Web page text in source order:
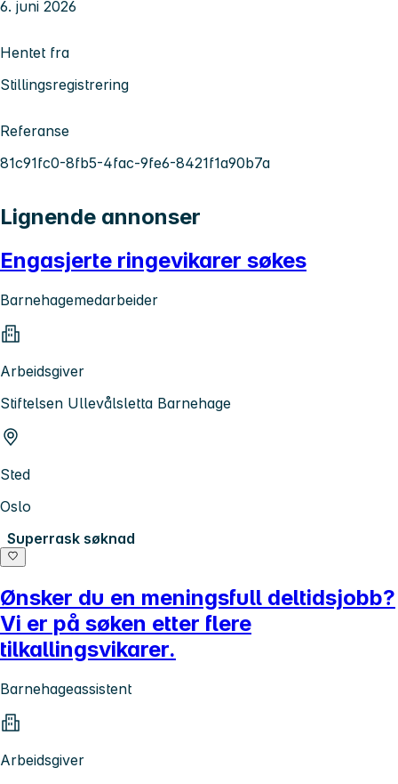
6. juni 2026
Hentet fra
Stillingsregistrering
Referanse
81c91fc0-8fb5-4fac-9fe6-8421f1a90b7a
Lignende annonser
Engasjerte ringevikarer søkes
Barnehagemedarbeider
Arbeidsgiver
Stiftelsen Ullevålsletta Barnehage
Sted
Oslo
Superrask søknad
Ønsker du en meningsfull deltidsjobb?
Vi er på søken etter flere
tilkallingsvikarer.
Barnehageassistent
Arbeidsgiver